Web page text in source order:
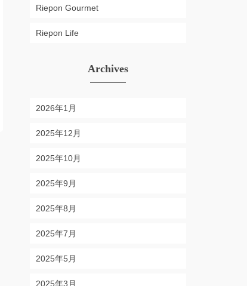
Riepon Gourmet
Riepon Life
Archives
2026年1月
2025年12月
2025年10月
2025年9月
2025年8月
2025年7月
2025年5月
2025年3月